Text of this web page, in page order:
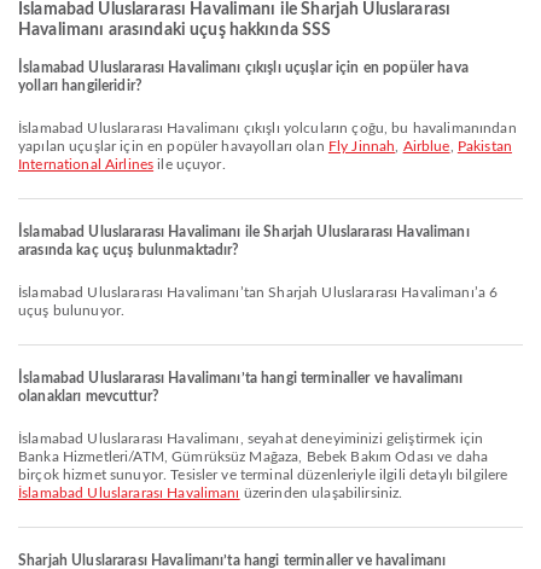
İslamabad Uluslararası Havalimanı ile Sharjah Uluslararası
Havalimanı arasındaki uçuş hakkında SSS
İslamabad Uluslararası Havalimanı çıkışlı uçuşlar için en popüler hava
yolları hangileridir?
İslamabad Uluslararası Havalimanı çıkışlı yolcuların çoğu, bu havalimanından
yapılan uçuşlar için en popüler havayolları olan Fly Jinnah Airblue
Pakistan
International Airlines ile uçuyor.
İslamabad Uluslararası Havalimanı ile Sharjah Uluslararası Havalimanı
arasında kaç uçuş bulunmaktadır?
İslamabad Uluslararası Havalimanı’tan Sharjah Uluslararası Havalimanı’a 6
uçuş bulunuyor.
İslamabad Uluslararası Havalimanı’ta hangi terminaller ve havalimanı
olanakları mevcuttur?
İslamabad Uluslararası Havalimanı, seyahat deneyiminizi geliştirmek için
Banka Hizmetleri/ATM, Gümrüksüz Mağaza, Bebek Bakım Odası ve daha
birçok hizmet sunuyor. Tesisler ve terminal düzenleriyle ilgili detaylı bilgilere
İslamabad Uluslararası Havalimanı üzerinden ulaşabilirsiniz.
Sharjah Uluslararası Havalimanı’ta hangi terminaller ve havalimanı